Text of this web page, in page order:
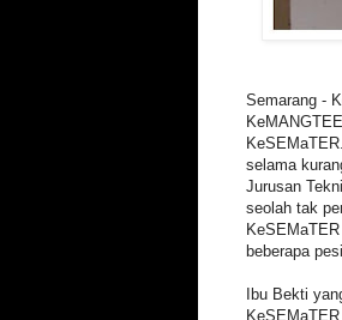
Semarang -
selama
Jurusan
seolah tak
beberapa
Ibu Bekti